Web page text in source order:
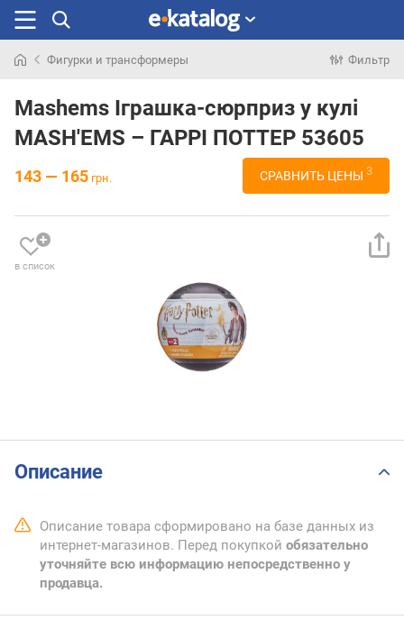
раньше
Фигурки и трансформеры Фильтр
Mashems Іграшка-сюрприз у кулі
MASH'EMS – ГАРРІ ПОТТЕР 53605
143 — 165 грн. СРАВНИТЬ ЦЕНЫ 3
в список
Описание
Описание товара сформировано на базе данных из
интернет-магазинов. Перед покупкой обязательно
уточняйте всю информацию непосредственно у
продавца.